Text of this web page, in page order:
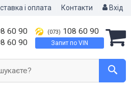
і оплата Контакти Вхід
60 90
60 90
(073) 108 60 90
Запит по VIN